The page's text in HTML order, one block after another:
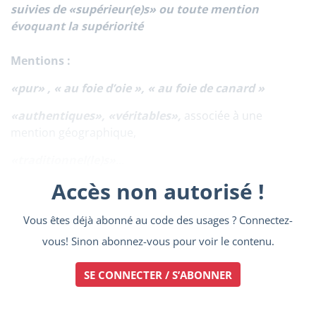
suivies de «supérieur(e)s» ou toute mention
évoquant la supériorité
Mentions :
«pur» , « au foie d’oie », « au foie de canard »
«authentiques», «véritables», associée à une
Accès non autorisé !
Vous êtes déjà abonné au code des usages ? Connectez-
vous! Sinon abonnez-vous pour voir le contenu.
SE CONNECTER / S’ABONNER